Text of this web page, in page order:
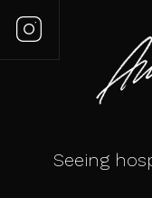
Seeing